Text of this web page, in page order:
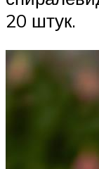
20 штук.